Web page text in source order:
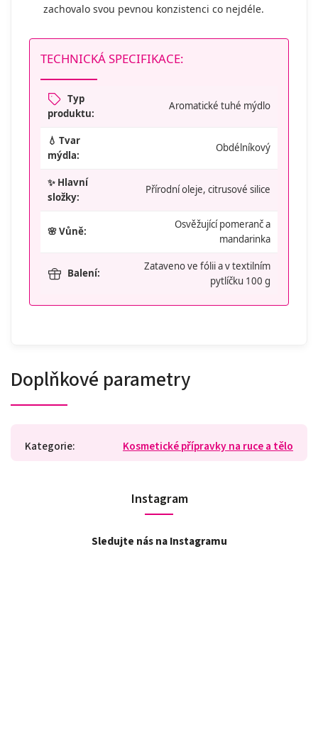
zachovalo svou pevnou konzistenci co nejdéle.
TECHNICKÁ SPECIFIKACE:
Typ
produktu:
Aromatické tuhé mýdlo
💧 Tvar
mýdla:
Obdélníkový
✨ Hlavní
složky:
Přírodní oleje, citrusové silice
🌸 Vůně:
Osvěžující pomeranč a
mandarinka
Balení:
Zataveno ve fólii a v textilním
pytlíčku 100 g
Doplňkové parametry
Kategorie: Kosmetické přípravky na ruce a tělo
Instagram
Sledujte nás na Instagramu